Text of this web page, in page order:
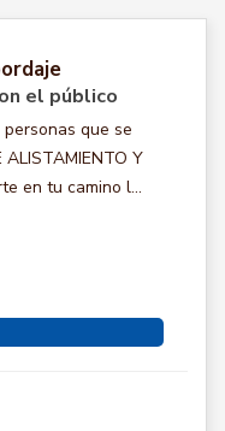
el público
que se
Y
en tu camino l...